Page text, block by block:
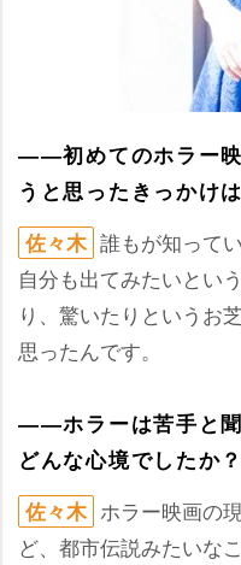
――初めてのホラー映
うと思ったきっかけ
佐々木 誰もが知って
自分も出てみたいとい
り、驚いたりというお
思ったんです。
――ホラーは苦手と聞
どんな心境でしたか？
佐々木 ホラー映画の
ど、都市伝説みたいな